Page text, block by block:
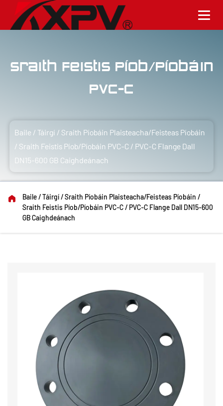
Sraith Feistis Píob/Píobáin
PVC-C
Baile /Táirgí /Sraith Píobáin Plaisteacha/Feisteas Píobáin
/ Sraith Feistis Píob/Píobáin PVC-C / PVC-C Flange Dall
DN15-600 GB Caighdeánach
Baile/Táirgí/Sraith Píobáin Plaisteacha/Feisteas Píobáin /
Sraith Feistis Píob/Píobáin PVC-C/ PVC-C Flange Dall DN15-600
GB Caighdeánach